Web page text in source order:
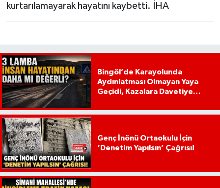
kurtarılamayarak hayatını kaybetti. İHA
Bingöl’de Karayolunda
Aydınlatması Olmayan Yaya
Geçidi, Kazalara Davetiye
Genç İnönü Ortaokulu İçin
‘Denetim Yapılsın’ Çağrısı!